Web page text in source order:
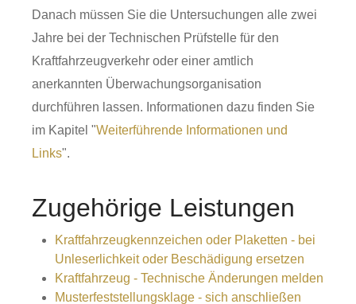
Danach müssen Sie die Untersuchungen alle zwei
Jahre bei der Technischen Prüfstelle für den
Kraftfahrzeugverkehr oder einer amtlich
anerkannten Überwachungsorganisation
durchführen lassen. Informationen dazu finden Sie
im Kapitel "Weiterführende Informationen und
Links".
Zugehörige Leistungen
Kraftfahrzeugkennzeichen oder Plaketten - bei
Unleserlichkeit oder Beschädigung ersetzen
Kraftfahrzeug - Technische Änderungen melden
Musterfeststellungsklage - sich anschließen